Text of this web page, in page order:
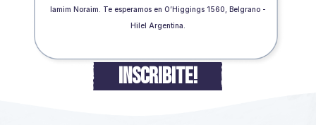
Iamim Noraim. Te esperamos en O’Higgings 1560, Belgrano -
Hilel Argentina.
INSCRIBITE!